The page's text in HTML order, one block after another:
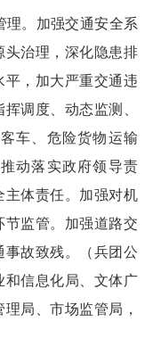
理。加强交通安全系
头治理，深化隐患排
，加大严重交通违
调度、动态监测、
车、危险货物运输
动落实政府领导责
主体责任。加强对机
监管。加强道路交
故致残。（兵团公
和信息化局、文体广
局、市场监管局，